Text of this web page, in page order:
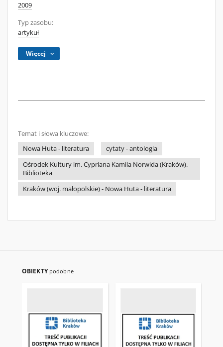
2009
Typ zasobu:
artykuł
Więcej
Temat i słowa kluczowe:
Nowa Huta - literatura
cytaty - antologia
Ośrodek Kultury im. Cypriana Kamila Norwida (Kraków).
Biblioteka
Kraków (woj. małopolskie) - Nowa Huta - literatura
OBIEKTY podobne